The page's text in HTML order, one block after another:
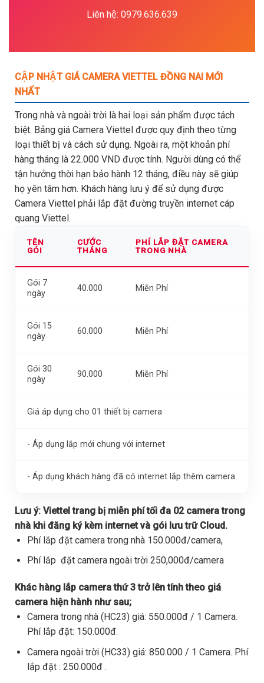
Liên hệ: 0979.636.639
CẬP NHẬT GIÁ CAMERA VIETTEL ĐỒNG NAI MỚI
NHẤT
Trong nhà và ngoài trời là hai loại sản phẩm được tách
biệt. Bảng giá Camera Viettel được quy định theo từng
loại thiết bị và cách sử dụng. Ngoài ra, một khoản phí
hàng tháng là 22.000 VND được tính. Người dùng có thể
tận hưởng thời hạn bảo hành 12 tháng, điều này sẽ giúp
họ yên tâm hơn. Khách hàng lưu ý để sử dụng được
Camera Viettel phải lắp đặt đường truyền internet cáp
quang Viettel.
TÊN
GÓI
CƯỚC
THÁNG
PHÍ LẮP ĐẶT CAMERA
TRONG NHÀ
Gói 7
ngày
40.000 Miễn Phí
Gói 15
ngày
60.000 Miễn Phí
Gói 30
ngày
90.000 Miễn Phí
Giá áp dụng cho 01 thiết bị camera
- Áp dụng lắp mới chung với internet
- Áp dụng khách hàng đã có internet lắp thêm camera
Lưu ý: Viettel trang bị miễn phí tối đa 02 camera trong
nhà khi đăng ký kèm internet và gói lưu trữ Cloud.
Phí lắp đặt camera trong nhà 150.000đ/camera,
Phí lắp đặt camera ngoài trời 250,000đ/camera
Khác hàng lắp camera thứ 3 trở lên tính theo giá
camera hiện hành như sau;
Camera trong nhà (HC23) giá: 550.000đ / 1 Camera.
Phí lắp đặt: 150.000đ.
Camera ngoài trời (HC33) giá: 850.000 / 1 Camera. Phí
lắp đặt : 250.000đ .